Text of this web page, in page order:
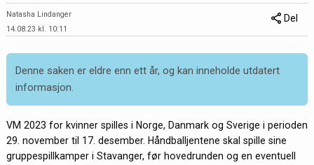
Natasha Lindanger
14.08.23 kl. 10:11
Del
Denne saken er eldre enn ett år, og kan inneholde utdatert
informasjon.
VM 2023 for kvinner spilles i Norge, Danmark og Sverige i perioden
29. november til 17. desember. Håndballjentene skal spille sine
gruppespillkamper i Stavanger, før hovedrunden og en eventuell